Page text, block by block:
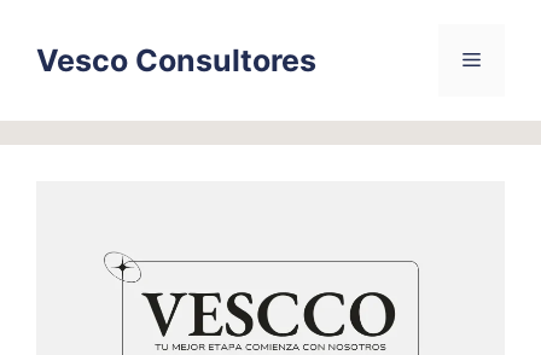
contentVesco Consultores Menu